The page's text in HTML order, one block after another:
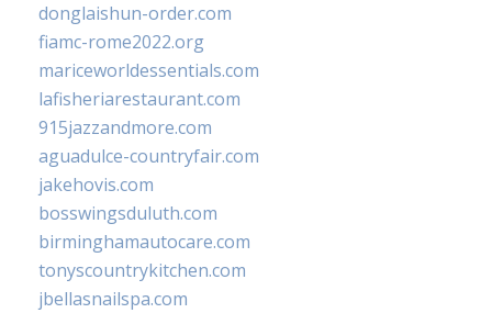
donglaishun-order.com
fiamc-rome2022.org
mariceworldessentials.com
lafisheriarestaurant.com
915jazzandmore.com
aguadulce-countryfair.com
jakehovis.com
bosswingsduluth.com
birminghamautocare.com
tonyscountrykitchen.com
jbellasnailspa.com